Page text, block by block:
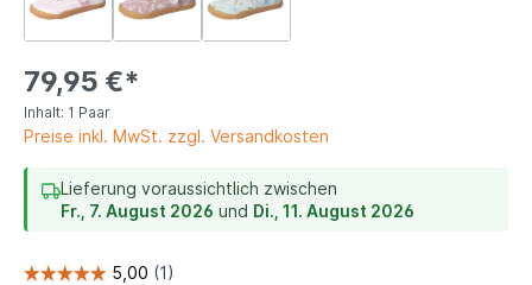
79,95 €*
Inhalt: 1 Paar
Preise inkl. MwSt. zzgl. Versandkosten
Lieferung voraussichtlich zwischen
Fr., 7. August 2026 und Di., 11. August 2026